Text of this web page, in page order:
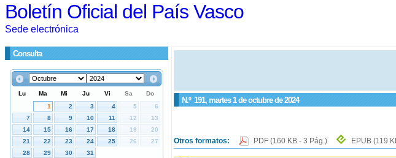
Boletín Oficial del País Vasco
Sede electrónica
Consulta
N.º 191, martes 1 de octubre de 2024
Otros formatos: PDF (160 KB - 3 Pág.) EPUB (119